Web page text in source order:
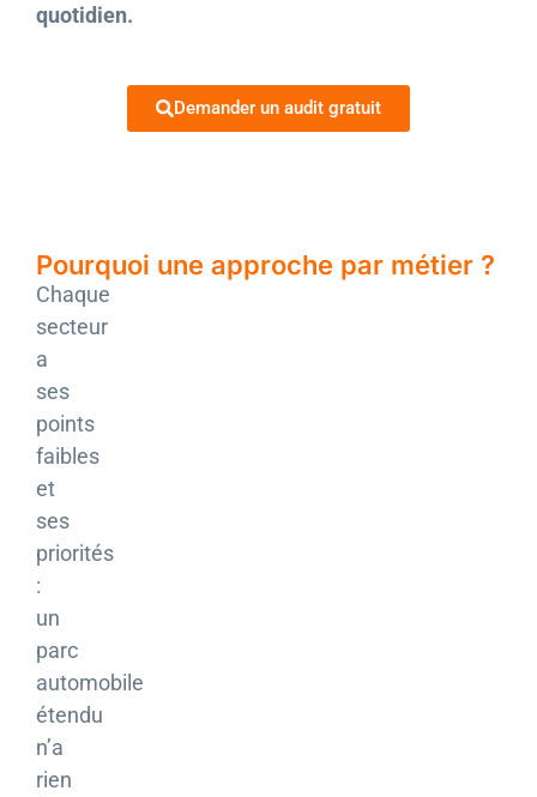
quotidien.
Demander un audit gratuit
Pourquoi une approche par métier ?
Chaque
secteur
a
ses
points
faibles
et
ses
priorités
:
un
parc
automobile
étendu
n’a
rien